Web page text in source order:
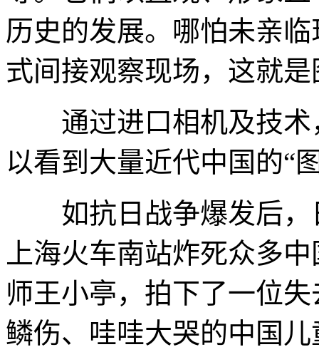
历史的发展。哪怕未亲
式间接观察现场，这就
通过进口相机及技术
以看到大量近代中国的“
如抗日战争爆发后，
上海火车南站炸死众多
师王小亭，拍下了一位
鳞伤、哇哇大哭的中国